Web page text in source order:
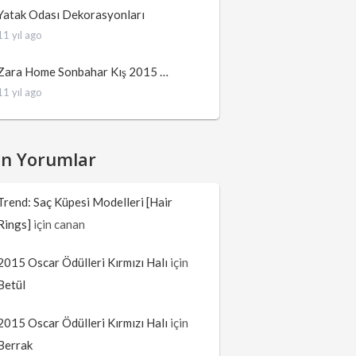
Odası Dekorasyonları
yıl ago
Home Sonbahar Kış 2015 …
yıl ago
Yorumlar
Saç Küpesi Modelleri [Hair
için canan
Oscar Ödülleri Kırmızı Halı için
Oscar Ödülleri Kırmızı Halı için